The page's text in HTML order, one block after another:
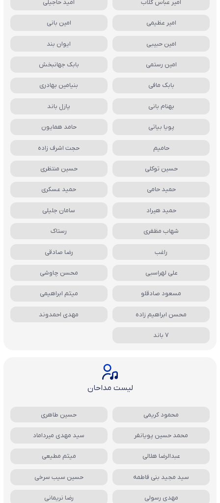
امیر عباس گلاب امید حاجیلی
امیر عظیمی امین بانی
امین حبیبی ایوان بند
امین رستمی بابک جهانبخش
بابک مافی بنیامین بهادری
بهنام بانی پازل باند
پویا بیاتی حامد همایون
حامیم حجت اشرف زاده
حسین توکلی حسین منتظری
حمید حامی حمید عسکری
حمید هیراد سامان جلیلی
شهاب مظفری رستاک
راغب رضا صادقی
علی لهراسبی محسن چاوشی
مسعود صادقلو میثم ابراهیمی
محسن ابراهیم زاده مهدی احمدوند
7 باند
لیست مداحان
محمود کریمی حسین طاهری
محمد حسین پویانفر سید مهدی میرداماد
عبدالرضا هلالی میثم مطیعی
سید مجید بنی فاطمه حسین سیب سرخی
مهدی رسولی رضا نریمانی